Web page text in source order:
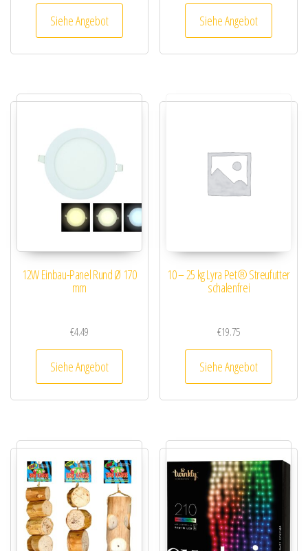
Siehe Angebot Siehe Angebot
12W Einbau-Panel Rund Ø 170
mm
€4.49
Siehe Angebot
10 – 25 kg Lyra Pet® Streufutter
schalenfrei
€19.75
Siehe Angebot